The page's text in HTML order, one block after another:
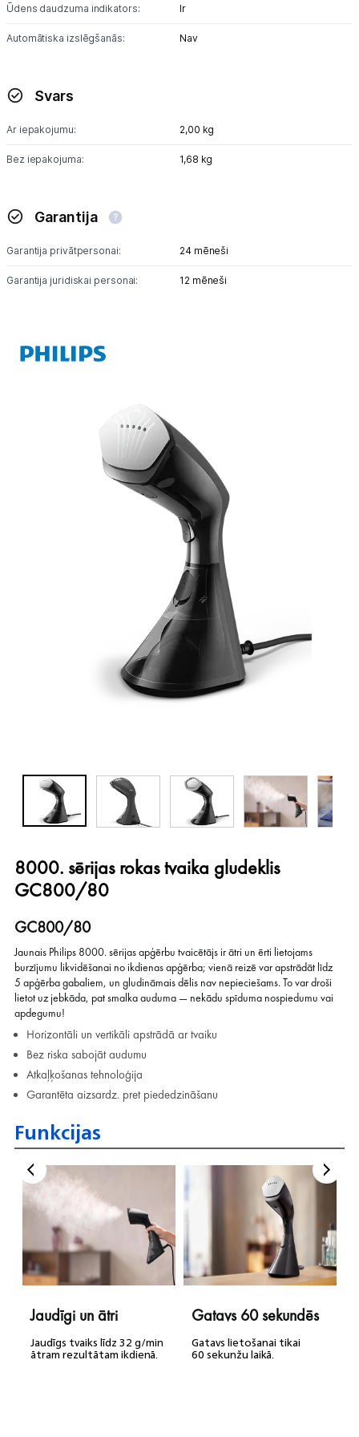
Ūdens daudzuma indikators: Ir
Automātiska izslēgšanās: Nav
Svars
Ar iepakojumu: 2,00 kg
Bez iepakojuma: 1,68 kg
Garantija
Garantija privātpersonai: 24 mēneši
Garantija juridiskai personai: 12 mēneši
8000. sērijas rokas tvaika gludeklis
GC800/80
GC800/80
Jaunais Philips 8000. sērijas apģērbu tvaicētājs ir ātri un ērti lietojams
burzījumu likvidēšanai no ikdienas apģērba; vienā reizē var apstrādāt līdz
5 apģērba gabaliem, un gludināmais dēlis nav nepieciešams. To var droši
lietot uz jebkāda, pat smalka auduma — nekādu spīduma nospiedumu vai
apdegumu!
Horizontāli un vertikāli apstrādā ar tvaiku
Bez riska sabojāt audumu
Atkaļķošanas tehnoloģija
Garantēta aizsardz. pret piededzināšanu
Funkcijas
Jaudīgi un ātri
Jaudīgs tvaiks līdz 32 g/min
ātram rezultātam ikdienā.
Gatavs 60 sekundēs
Gatavs lietošanai tikai
60 sekunžu laikā.